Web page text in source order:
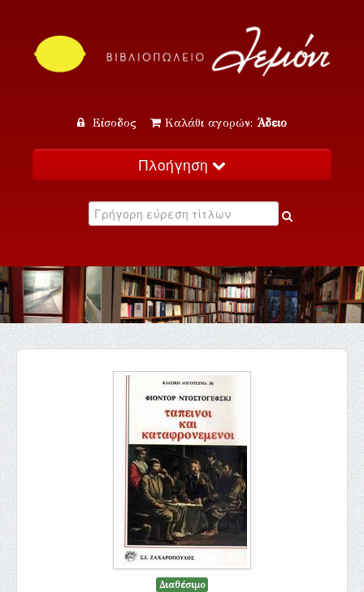
Είσοδος Καλάθι αγορών: Άδειο
Πλοήγηση
Κατάλογος
Εκδηλώσεις
Επικοινωνία
Διαθέσιμο